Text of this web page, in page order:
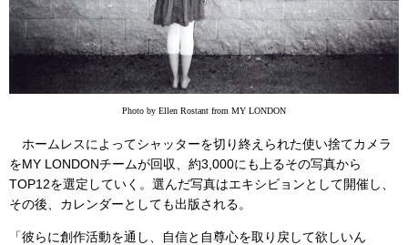
Photo by Ellen Rostant from MY LONDON
ホームレスによってシャッターを切り終えられた使い捨てカメラ
をMY LONDONチームが回収、約3,000にも上るその写真から
TOP12を選定していく。選んだ写真はエキシビョンとして開催し、
その後、カレンダーとしても出版される。
「彼らに創作活動を通し、自信と自尊心を取り戻して欲しいん